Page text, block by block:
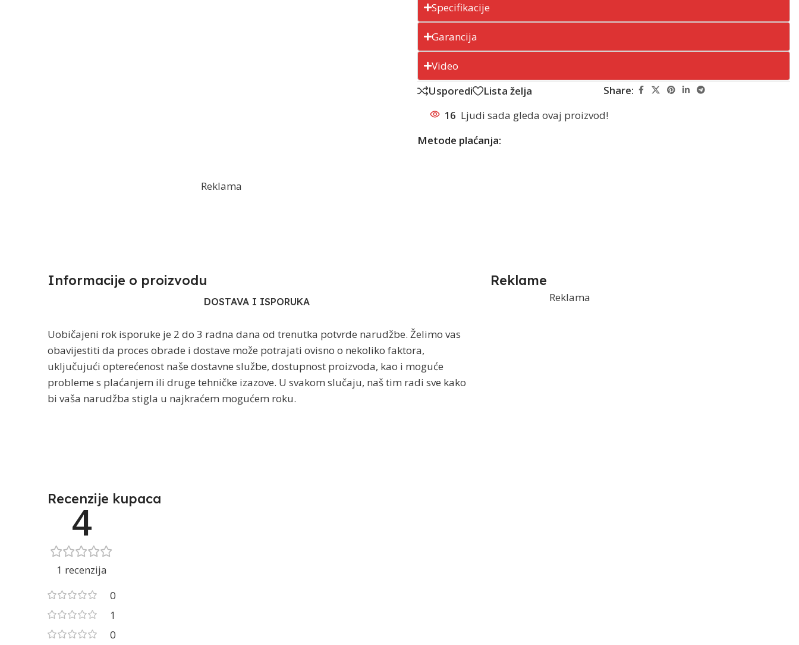
Specifikacije
Garancija
Video
Usporedi
Lista želja
Share:
16 Ljudi sada gleda ovaj proizvod!
Metode plaćanja:
Reklama
Informacije o proizvodu​
DOSTAVA I ISPORUKA
Uobičajeni rok isporuke je 2 do 3 radna dana od trenutka potvrde narudžbe. Želimo vas
obavijestiti da proces obrade i dostave može potrajati ovisno o nekoliko faktora,
uključujući opterećenost naše dostavne službe, dostupnost proizvoda, kao i moguće
probleme s plaćanjem ili druge tehničke izazove. U svakom slučaju, naš tim radi sve kako
bi vaša narudžba stigla u najkraćem mogućem roku.
Reklame
Reklama
Recenzije kupaca
4
1 recenzija
0
1
0